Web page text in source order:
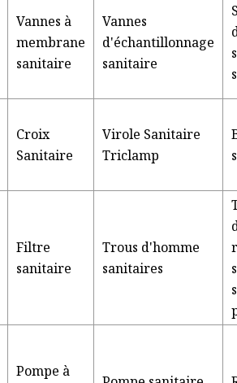
Vannes à
membrane
sanitaire
Vannes
d'échantillonnage
sanitaire
Croix
Sanitaire
Virole Sanitaire
Triclamp
Filtre
sanitaire
Trous d'homme
sanitaires
Pompe à